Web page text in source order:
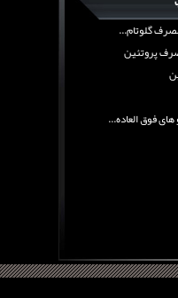
بدن
گلوتام...
پروتئین
فوق العاده...